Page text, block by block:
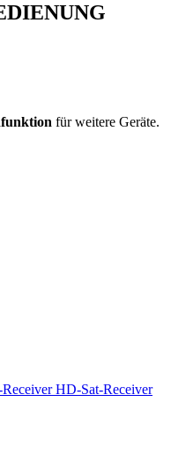
für weitere Geräte.